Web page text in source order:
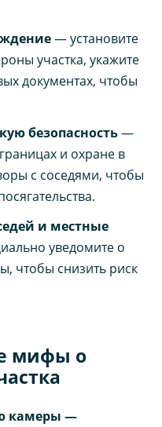
— установите
участка, укажите
документах, чтобы
безопасность—
и охране в
с соседями, чтобы
и местные
уведомите о
чтобы снизить риск
мифы о
камеры —